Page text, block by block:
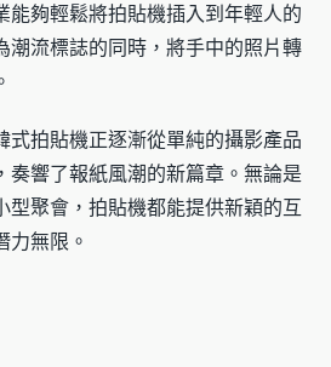
能夠輕鬆將拍貼機插入到年輕人的
潮流標誌的同時，將手中的照片轉
式拍貼機正逐漸從單純的攝影產品
奏響了報紙風潮的新篇章。無論是
型聚會，拍貼機都能提供新穎的互
力無限。